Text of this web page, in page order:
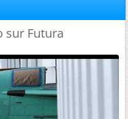
sur Futura